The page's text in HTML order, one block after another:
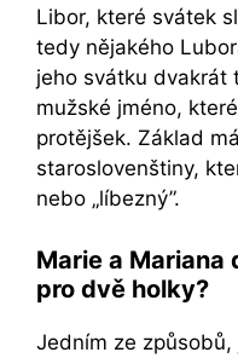
Libor, které svátek
tedy nějakého
jeho svátku dvakrát
mužské jméno,
protějšek. Základ
staroslovenštiny,
nebo „líbezný”.
Marie a Mariana
pro dvě holky?
Jedním ze